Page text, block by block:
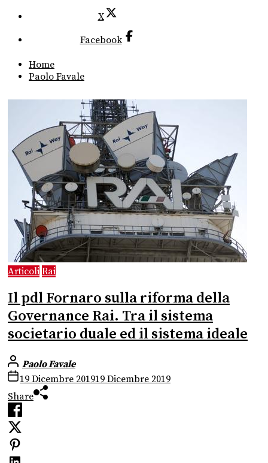
X
Facebook
Home
Paolo Favale
Articoli Rai
Il pdl Fornaro sulla riforma della
Governance Rai. Tra il sistema
societario duale ed il sistema ideale
Paolo Favale
19 Dicembre 201919 Dicembre 2019
Share